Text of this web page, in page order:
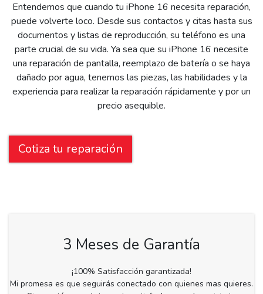
Entendemos que cuando tu iPhone 16 necesita reparación,
puede volverte loco. Desde sus contactos y citas hasta sus
documentos y listas de reproducción, su teléfono es una
parte crucial de su vida. Ya sea que su iPhone 16 necesite
una reparación de pantalla, reemplazo de batería o se haya
dañado por agua, tenemos las piezas, las habilidades y la
experiencia para realizar la reparación rápidamente y por un
precio asequible.
Cotiza tu reparación
3 Meses de Garantía
¡100% Satisfacción garantizada!
Mi promesa es que seguirás conectado con quienes mas quieres.